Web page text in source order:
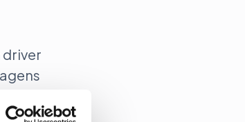
driver